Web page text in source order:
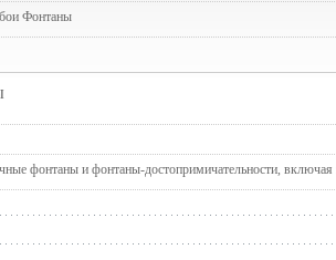
Фонтаны
фонтаны и фонтаны-достопримичательности,